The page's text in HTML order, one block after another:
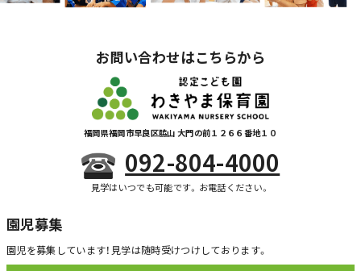
お問い合わせはこちらから
福岡県福岡市早良区脇山 大門の前１２６６番地１０
092-804-4000
見学はいつでも可能です。お電話ください。
園児募集
園児を募集しています！ 見学は随時受けつけしております。